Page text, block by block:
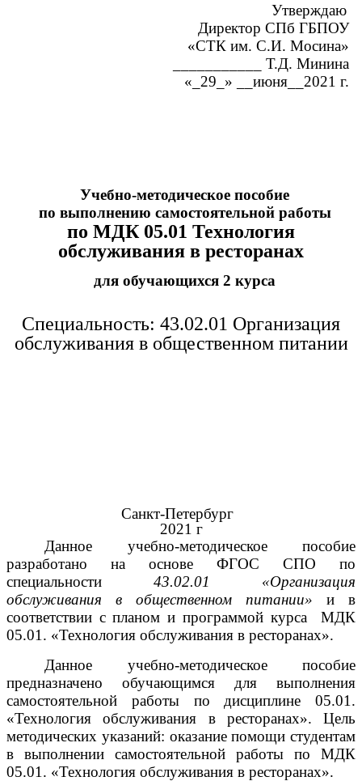
Утверждаю
Директор СПб ГБПОУ
«СТК им. С.И. Мосина»
___________ Т.Д. Минина
«_29_» __июня__2021 г.
Учебно-методическое пособие
по выполнению самостоятельной работы
по МДК 05.01 Технология
обслуживания в ресторанах
для обучающихся 2 курса
Специальность: 43.02.01 Организация
обслуживания в общественном питании
Санкт-Петербург
2021 г
Данное учебно-методическое пособие
разработано на основе ФГОС СПО по
специальности 43.02.01 «Организация
обслуживания в общественном питании» и в
соответствии с планом и программой курса МДК
05.01. «Технология обслуживания в ресторанах».
Данное учебно-методическое пособие
предназначено обучающимся для выполнения
самостоятельной работы по дисциплине 05.01.
«Технология обслуживания в ресторанах». Цель
методических указаний: оказание помощи студентам
в выполнении самостоятельной работы по МДК
05.01. «Технология обслуживания в ресторанах».